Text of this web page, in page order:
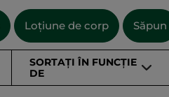
Loțiune de corp Săpun
SORTAȚI ÎN FUNCȚIE
DE